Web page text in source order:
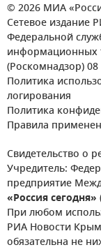
© 2026 МИА
Сетевое издание
Федеральной
информационных
(Роскомнадзор)
Политика
логирования
Политика
Правила
Свидетельство о
Учредитель:
предприятие
«Россия сегодня»
При любом
РИА Новости
обязательна не